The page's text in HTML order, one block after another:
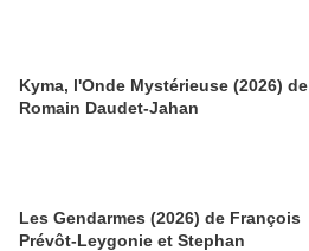
Kyma, l'Onde Mystérieuse (2026) de
Romain Daudet-Jahan
Les Gendarmes (2026) de François
Prévôt-Leygonie et Stephan